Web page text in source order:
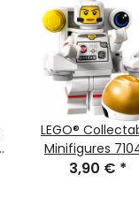
LEGO®
Minifigures
Series 26
3,90 € *